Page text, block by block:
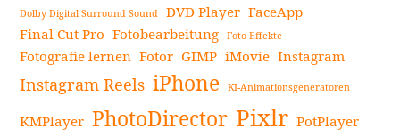
Dolby Digital Surround Sound DVD Player FaceApp
Final Cut Pro Fotobearbeitung Foto Effekte
Fotografie lernen Fotor GIMP iMovie Instagram
Instagram Reels iPhone KI-Animationsgeneratoren
KMPlayer PhotoDirector Pixlr PotPlayer